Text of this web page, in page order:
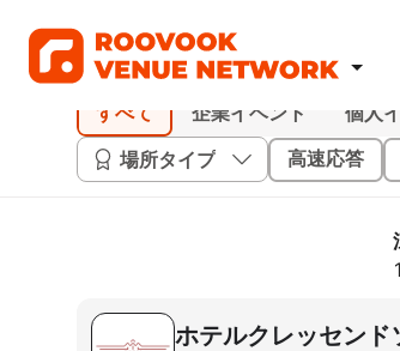
すべて 企業イベント 個人
場所タイプ
高速応答
ホテルクレッセンド